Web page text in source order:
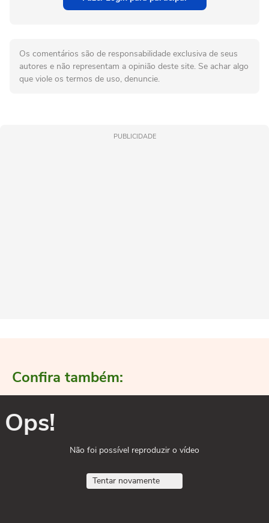
Os comentários são de responsabilidade exclusiva de seus
autores e não representam a opinião deste site. Se achar algo
que viole os termos de uso, denuncie.
PUBLICIDADE
Confira também:
Ops!
Não foi possível reproduzir o vídeo
Tentar novamente